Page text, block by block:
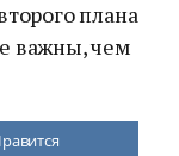
плана
важны, чем